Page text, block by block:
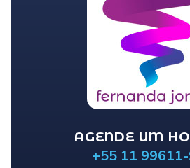
AGENDE UM
+55 11